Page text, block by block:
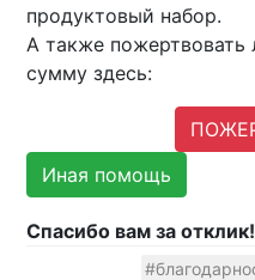
продуктовый набор.
А также
сумму здесь:
Иная помощь
Спасибо вам за отклик!